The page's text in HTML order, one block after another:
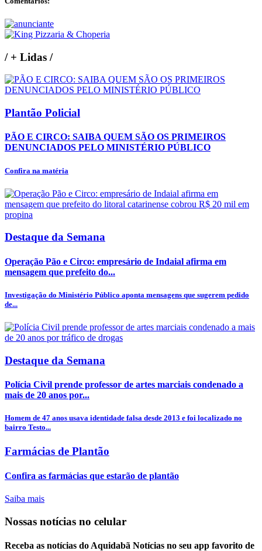
/+ Lidas /
Plantão Policial
PÃO E CIRCO: SAIBA QUEM SÃO OS PRIMEIROS
DENUNCIADOS PELO MINISTÉRIO PÚBLICO
Confira na matéria
Destaque da Semana
Operação Pão e Circo: empresário de Indaial afirma em
mensagem que prefeito do...
Investigação do Ministério Público aponta mensagens que sugerem pedido
de...
Destaque da Semana
Polícia Civil prende professor de artes marciais condenado a
mais de 20 anos por...
Homem de 47 anos usava identidade falsa desde 2013 e foi localizado no
bairro Testo...
Farmácias de Plantão
Confira as farmácias que estarão de plantão
Saiba mais
Nossas notícias no celular
Receba as notícias do Aquidabã Notícias no seu app favorito de